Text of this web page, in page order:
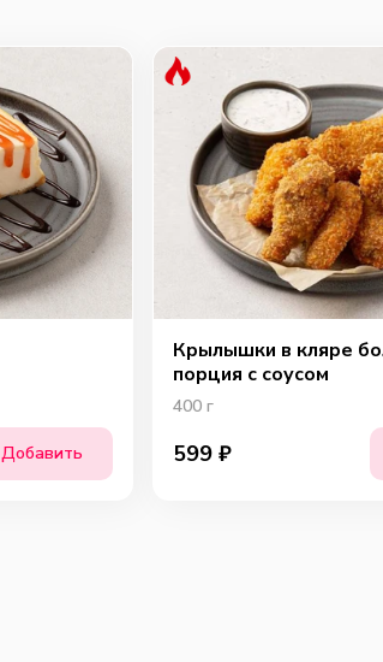
Добавить
Крылышки в кляре
порция с соусом
400 г
599 ₽